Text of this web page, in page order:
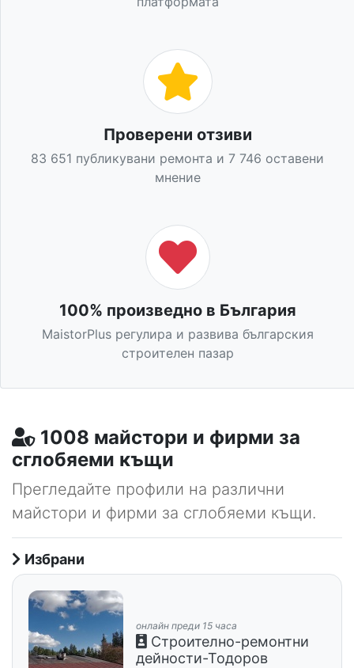
Проверени отзиви
83 651 публикувани ремонта и 7 746 оставени
мнение
100% произведно в България
MaistorPlus регулира и развива българския
строителен пазар
1008 майстори и фирми за
сглобяеми къщи
Прегледайте профили на различни
майстори и фирми за сглобяеми къщи.
Избрани
онлайн преди 15 часа
Строително-ремонтни
дейности-Тодоров